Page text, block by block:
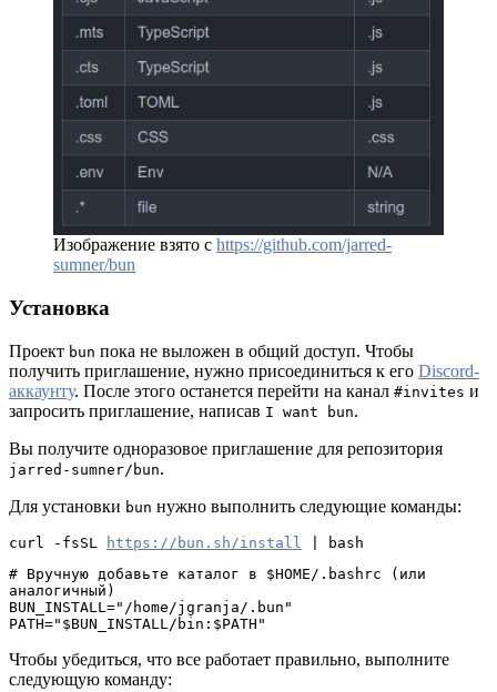
Изображение взято с https://github.com/jarred-
sumner/bun
Установка
Проект bun пока не выложен в общий доступ. Чтобы
получить приглашение, нужно присоединиться к его Discord-
аккаунту. После этого останется перейти на канал #invites и
запросить приглашение, написав I want bun.
Вы получите одноразовое приглашение для репозитория
jarred-sumner/bun.
Для установки bun нужно выполнить следующие команды:
curl -fsSL https://bun.sh/install
| bash
# Вручную добавьте каталог в $HOME/.bashrc (или
аналогичный)
BUN_INSTALL="/home/jgranja/.bun"
PATH="$BUN_INSTALL/bin:$PATH"
Чтобы убедиться, что все работает правильно, выполните
следующую команду: